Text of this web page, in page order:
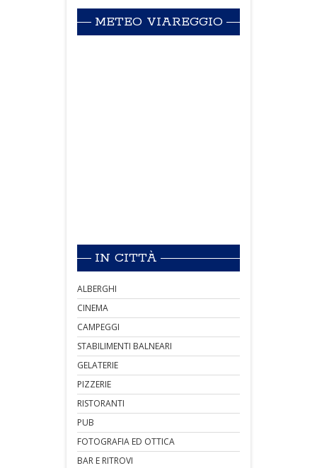
METEO VIAREGGIO
IN CITTÀ
ALBERGHI
CINEMA
CAMPEGGI
STABILIMENTI BALNEARI
GELATERIE
PIZZERIE
RISTORANTI
PUB
FOTOGRAFIA ED OTTICA
BAR E RITROVI